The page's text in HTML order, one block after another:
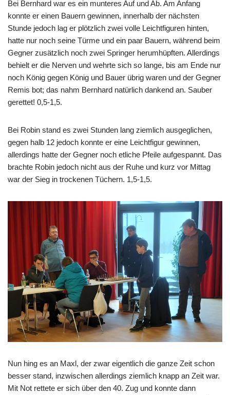
Bei Bernhard war es ein munteres Auf und Ab. Am Anfang
konnte er einen Bauern gewinnen, innerhalb der nächsten
Stunde jedoch lag er plötzlich zwei volle Leichtfiguren hinten,
hatte nur noch seine Türme und ein paar Bauern, während beim
Gegner zusätzlich noch zwei Springer herumhüpften. Allerdings
behielt er die Nerven und wehrte sich so lange, bis am Ende nur
noch König gegen König und Bauer übrig waren und der Gegner
Remis bot; das nahm Bernhard natürlich dankend an. Sauber
gerettet! 0,5-1,5.
Bei Robin stand es zwei Stunden lang ziemlich ausgeglichen,
gegen halb 12 jedoch konnte er eine Leichtfigur gewinnen,
allerdings hatte der Gegner noch etliche Pfeile aufgespannt. Das
brachte Robin jedoch nicht aus der Ruhe und kurz vor Mittag
war der Sieg in trockenen Tüchern. 1,5-1,5.
Nun hing es an Maxl, der zwar eigentlich die ganze Zeit schon
besser stand, inzwischen allerdings ziemlich knapp an Zeit war.
Mit Not rettete er sich über den 40. Zug und konnte dann